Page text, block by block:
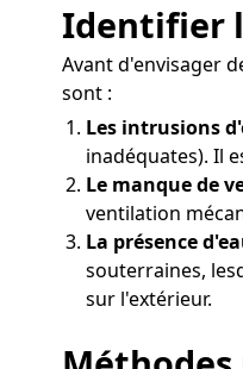
Identifier
Avant d'envisager
sont :
Les intrusions
inadéquates). Il
Le manque de
ventilation
La présence
souterraines,
sur l'extérieur.